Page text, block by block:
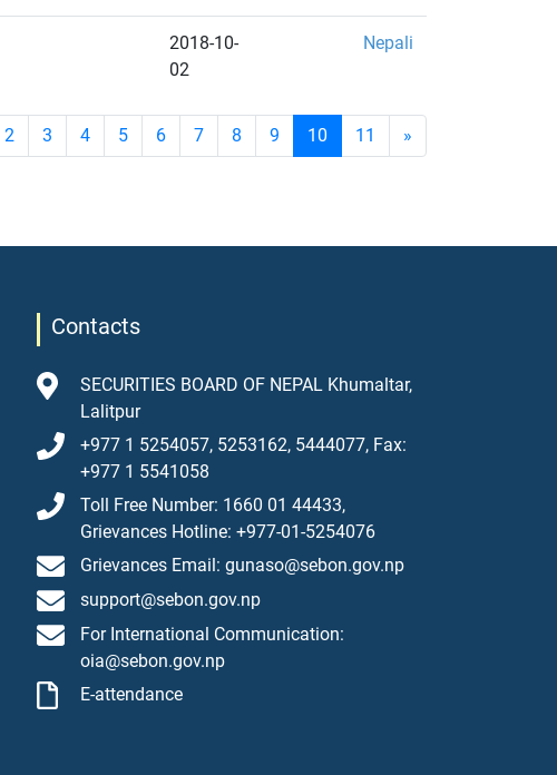
2018-10-
02
Nepali
2 3 4 5 6 7 8 9 10 11 »
Contacts
SECURITIES BOARD OF NEPAL Khumaltar,
Lalitpur
+977 1 5254057, 5253162, 5444077, Fax:
+977 1 5541058
Toll Free Number: 1660 01 44433,
Grievances Hotline: +977-01-5254076
Grievances Email: gunaso@sebon.gov.np
support@sebon.gov.np
For International Communication:
oia@sebon.gov.np
E-attendance